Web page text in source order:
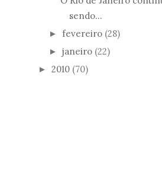
sendo...
► fevereiro (28)
► janeiro (22)
► 2010 (70)